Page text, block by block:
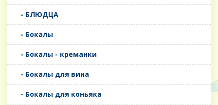
- БЛЮДЦА
- Бокалы
- Бокалы - креманки
- Бокалы для вина
- Бокалы для коньяка